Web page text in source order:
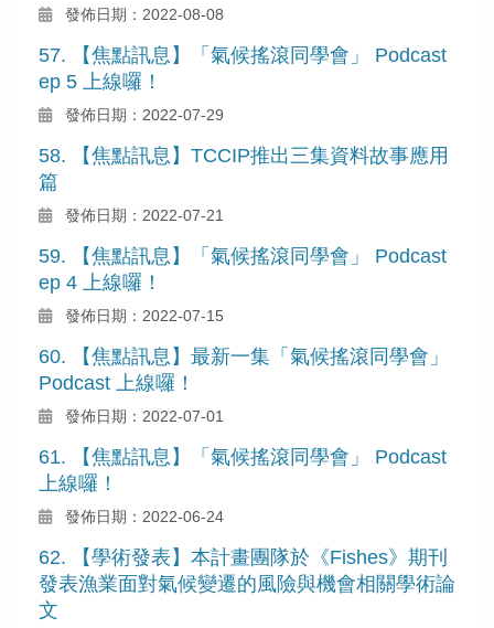
發佈日期：2022-08-08
57. 【焦點訊息】「氣候搖滾同學會」 Podcast
ep 5 上線囉！
發佈日期：2022-07-29
58. 【焦點訊息】TCCIP推出三集資料故事應用
篇
發佈日期：2022-07-21
59. 【焦點訊息】「氣候搖滾同學會」 Podcast
ep 4 上線囉！
發佈日期：2022-07-15
60. 【焦點訊息】最新一集「氣候搖滾同學會」
Podcast 上線囉！
發佈日期：2022-07-01
61. 【焦點訊息】「氣候搖滾同學會」 Podcast
上線囉！
發佈日期：2022-06-24
62. 【學術發表】本計畫團隊於《Fishes》期刊
發表漁業面對氣候變遷的風險與機會相關學術論
文